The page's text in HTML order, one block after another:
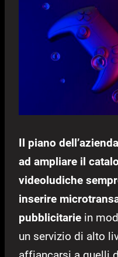
Il piano
ad ampliare il
videoludiche
inserire
pubblicitarie in
un servizio di alto